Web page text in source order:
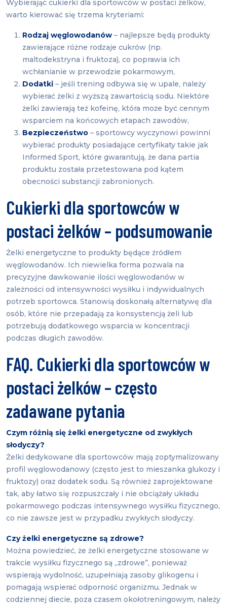
Wybierając cukierki dla sportowców w postaci żelków,
warto kierować się trzema kryteriami:
Rodzaj węglowodanów – najlepsze będą produkty
zawierające różne rodzaje cukrów (np.
maltodekstryna i fruktoza), co poprawia ich
wchłanianie w przewodzie pokarmowym,
Dodatki – jeśli trening odbywa się w upale, należy
wybierać żelki z wyższą zawartością sodu. Niektóre
żelki zawierają też kofeinę, która może być cennym
wsparciem na końcowych etapach zawodów,
Bezpieczeństwo – sportowcy wyczynowi powinni
wybierać produkty posiadające certyfikaty takie jak
Informed Sport, które gwarantują, że dana partia
produktu została przetestowana pod kątem
obecności substancji zabronionych.
Cukierki dla sportowców w
postaci żelków – podsumowanie
Żelki energetyczne to produkty będące źródłem
węglowodanów. Ich niewielka forma pozwala na
precyzyjne dawkowanie ilości węglowodanów w
zależności od intensywności wysiłku i indywidualnych
potrzeb sportowca. Stanowią doskonałą alternatywę dla
osób, które nie przepadają za konsystencją żeli lub
potrzebują dodatkowego wsparcia w koncentracji
podczas długich zawodów.
FAQ. Cukierki dla sportowców w
postaci żelków – często
zadawane pytania
Czym różnią się żelki energetyczne od zwykłych
słodyczy?
Żelki dedykowane dla sportowców mają zoptymalizowany
profil węglowodanowy (często jest to mieszanka glukozy i
fruktozy) oraz dodatek sodu. Są również zaprojektowane
tak, aby łatwo się rozpuszczały i nie obciążały układu
pokarmowego podczas intensywnego wysiłku fizycznego,
co nie zawsze jest w przypadku zwykłych słodyczy.
Czy żelki energetyczne są zdrowe?
Można powiedzieć, że żelki energetyczne stosowane w
trakcie wysiłku fizycznego są „zdrowe”, ponieważ
wspierają wydolność, uzupełniają zasoby glikogenu i
pomagają wspierać odporność organizmu. Jednak w
codziennej diecie, poza czasem okołotreningowym, należy